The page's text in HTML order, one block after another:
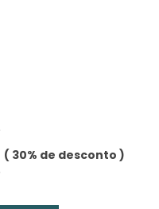
( 30% de desconto )